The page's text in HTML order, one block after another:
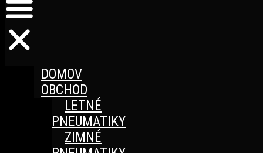
DOMOV
OBCHOD
LETNÉ
PNEUMATIKY
ZIMNÉ